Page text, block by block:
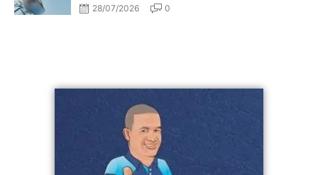
28/07/2026 0